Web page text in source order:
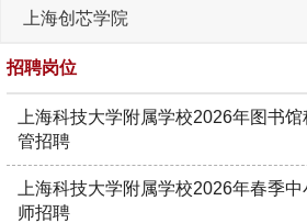
上海创芯学院
招聘岗位
上海科技大学附属学校2026年图书
管招聘
上海科技大学附属学校2026年春季
师招聘